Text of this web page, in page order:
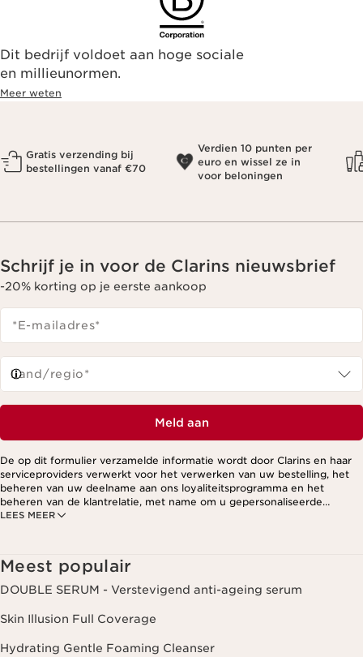
Dit bedrijf voldoet aan hoge sociale
en millieunormen.
Meer weten
Gratis verzending bij
bestellingen vanaf €70
Verdien 10 punten per
euro en wissel ze in
voor beloningen
Schrijf je in voor de Clarins nieuwsbrief
-20% korting op je eerste aankoop
*E-mailadres*
Land/regio*
Meld aan
LEES MEER
De op dit formulier verzamelde informatie wordt door Clarins en haar
serviceproviders verwerkt voor het verwerken van uw bestelling, het
beheren van uw deelname aan ons loyaliteitsprogramma en het
beheren van de klantrelatie, met name om u gepersonaliseerde
aanbiedingen te kunnen sturen op basis van uw eerdere aankopen en
Meest populair
DOUBLE SERUM - Verstevigend anti-ageing serum
Skin Illusion Full Coverage
Hydrating Gentle Foaming Cleanser